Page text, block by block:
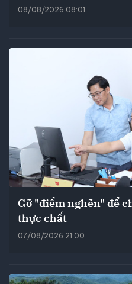
08/08/2026 08:01
Gỡ "điểm nghẽn" để
thực chất
07/08/2026 21:00